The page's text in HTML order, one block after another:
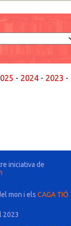
- 2024- 2023 -
iniciativa de
mon i els CAGA TIÓ
2023